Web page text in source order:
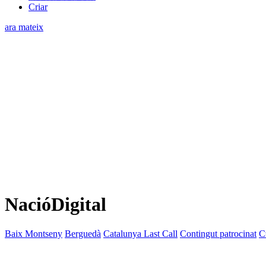
Criar
ara mateix
NacióDigital
Baix Montseny Berguedà Catalunya Last Call Contingut patrocinat